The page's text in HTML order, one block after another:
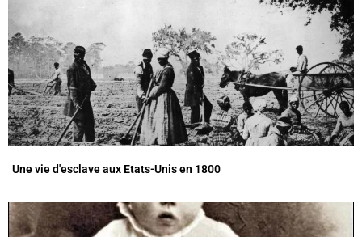
Une vie d'esclave aux Etats-Unis en 1800